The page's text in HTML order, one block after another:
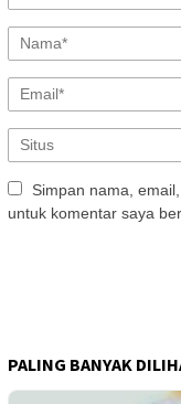
Simpan nama,
untuk komentar saya
PALING BANYAK